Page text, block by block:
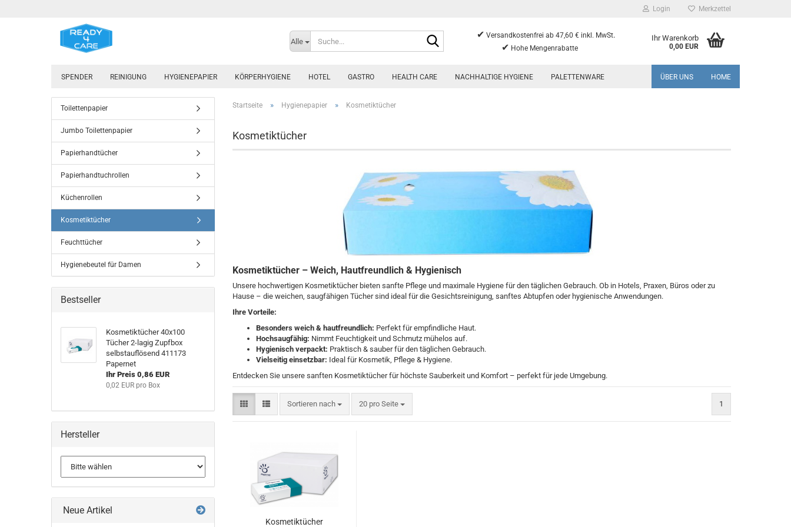
Login Merkzettel
Alle
✔ Versandkostenfrei ab 47,60 € inkl. MwSt.
✔ Hohe Mengenrabatte
Ihr Warenkorb
0,00 EUR
SPENDER REINIGUNG HYGIENEPAPIER KÖRPERHYGIENE HOTEL GASTRO HEALTH CARE NACHHALTIGE HYGIENE PALETTENWARE ÜBER UNS HOME
Startseite » Hygienepapier » Kosmetiktücher
Kosmetiktücher
Kosmetiktücher – Weich, Hautfreundlich & Hygienisch
Unsere hochwertigen Kosmetiktücher bieten sanfte Pflege und maximale Hygiene für den täglichen Gebrauch. Ob in Hotels, Praxen, Büros oder zu
Hause – die weichen, saugfähigen Tücher sind ideal für die Gesichtsreinigung, sanftes Abtupfen oder hygienische Anwendungen.
Ihre Vorteile:
Besonders weich & hautfreundlich: Perfekt für empfindliche Haut.
Hochsaugfähig: Nimmt Feuchtigkeit und Schmutz mühelos auf.
Hygienisch verpackt: Praktisch & sauber für den täglichen Gebrauch.
Vielseitig einsetzbar: Ideal für Kosmetik, Pflege & Hygiene.
Entdecken Sie unsere sanften Kosmetiktücher für höchste Sauberkeit und Komfort – perfekt für jede Umgebung.
Sortieren nach
Sortieren nach 20 pro Seite
pro Seite 1
Kosmetiktücher
Toilettenpapier
Jumbo Toilettenpapier
Papierhandtücher
Papierhandtuchrollen
Küchenrollen
Kosmetiktücher
Feuchttücher
Hygienebeutel für Damen
Bestseller
Kosmetiktücher 40x100
Tücher 2-lagig Zupfbox
selbstauflösend 411173
Papernet
Ihr Preis 0,86 EUR
0,02 EUR pro Box
Hersteller
Neue Artikel